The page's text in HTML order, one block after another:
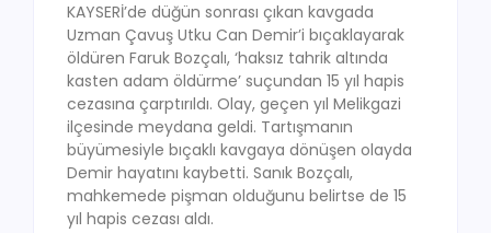
KAYSERİ’de düğün sonrası çıkan kavgada
Uzman Çavuş Utku Can Demir’i bıçaklayarak
öldüren Faruk Bozçalı, ‘haksız tahrik altında
kasten adam öldürme’ suçundan 15 yıl hapis
cezasına çarptırıldı. Olay, geçen yıl Melikgazi
ilçesinde meydana geldi. Tartışmanın
büyümesiyle bıçaklı kavgaya dönüşen olayda
Demir hayatını kaybetti. Sanık Bozçalı,
mahkemede pişman olduğunu belirtse de 15
yıl hapis cezası aldı.